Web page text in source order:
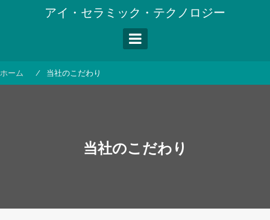
へ
ス
アイ・セラミック・テクノロジー
ホーム 当社のこだわり
当社のこだわり